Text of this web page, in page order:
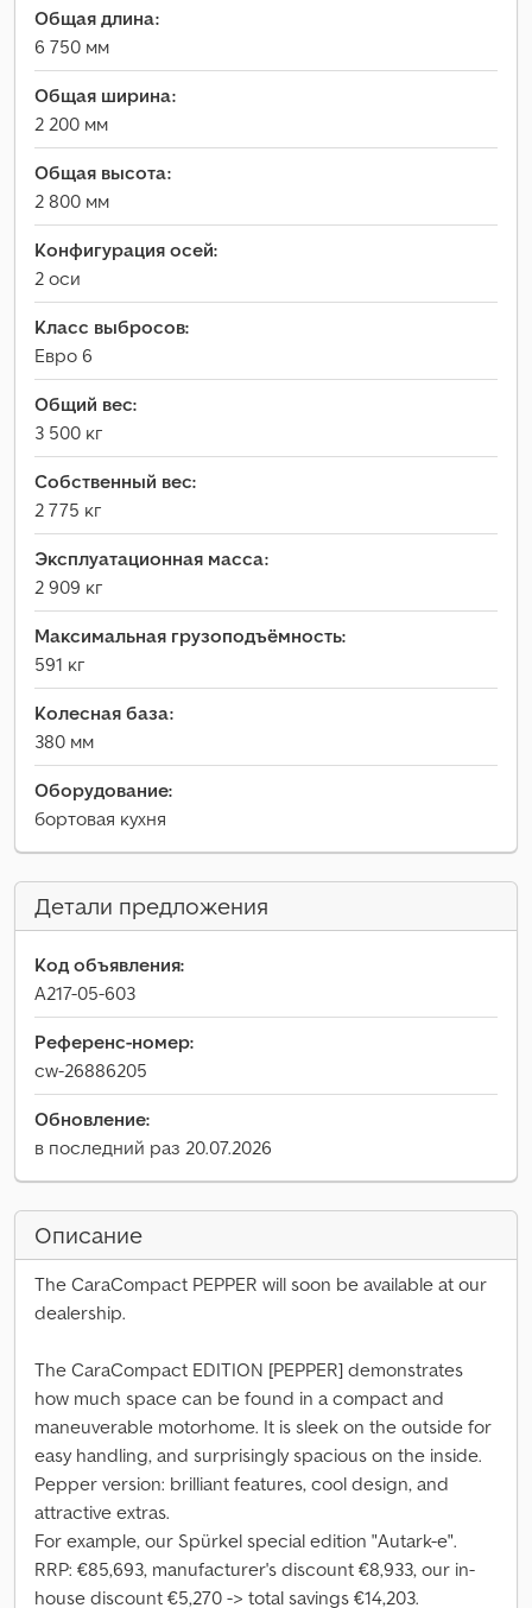
Общая длина:
6 750 мм
Общая ширина:
2 200 мм
Общая высота:
2 800 мм
Конфигурация осей:
2 оси
Класс выбросов:
Евро 6
Общий вес:
3 500 кг
Собственный вес:
2 775 кг
Эксплуатационная масса:
2 909 кг
Максимальная грузоподъёмность:
591 кг
Колесная база:
380 мм
Оборудование:
бортовая кухня
Детали предложения
Код объявления:
A217-05-603
Референс-номер:
cw-26886205
Обновление:
в последний раз 20.07.2026
Описание
The CaraCompact PEPPER will soon be available at our
dealership.
The CaraCompact EDITION [PEPPER] demonstrates
how much space can be found in a compact and
maneuverable motorhome. It is sleek on the outside for
easy handling, and surprisingly spacious on the inside.
Pepper version: brilliant features, cool design, and
attractive extras.
For example, our Spürkel special edition "Autark-e".
RRP: €85,693, manufacturer's discount €8,933, our in-
house discount €5,270 -> total savings €14,203.